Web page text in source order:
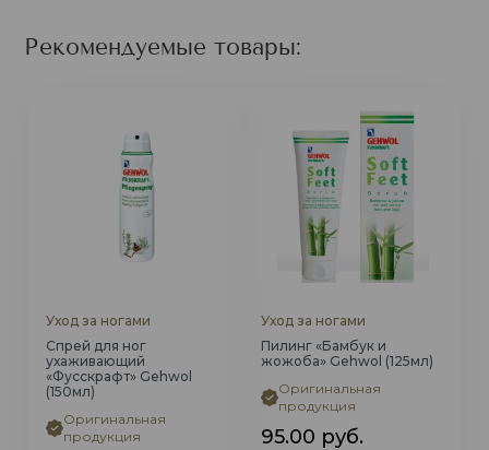
Рекомендуемые товары:
Уход за ногами
Спрей для ног
ухаживающий
«Фусскрафт» Gehwol
(150мл)
Оригинальная
продукция
Уход за ногами
Пилинг «Бамбук и
жожоба» Gehwol (125мл)
Оригинальная
продукция
95.00 руб.